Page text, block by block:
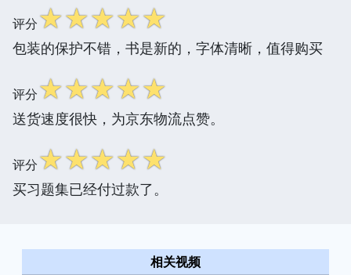
评分☆☆☆☆☆
包装的保护不错，书是新的，字体清晰，值得购买
评分☆☆☆☆☆
送货速度很快，为京东物流点赞。
评分☆☆☆☆☆
买习题集已经付过款了。
相关视频